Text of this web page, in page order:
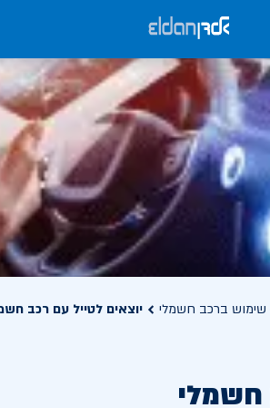
שימוש ברכב חשמלי יוצאים לטייל עם רכב
חשמלי